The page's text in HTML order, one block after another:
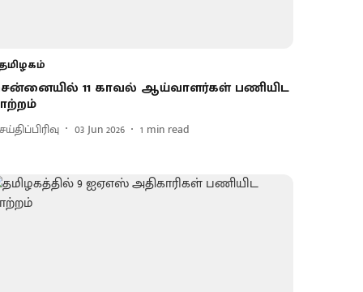
11 காவல் ஆய்வாளர்கள் பணியிட
03 Jun 2026 1 min read